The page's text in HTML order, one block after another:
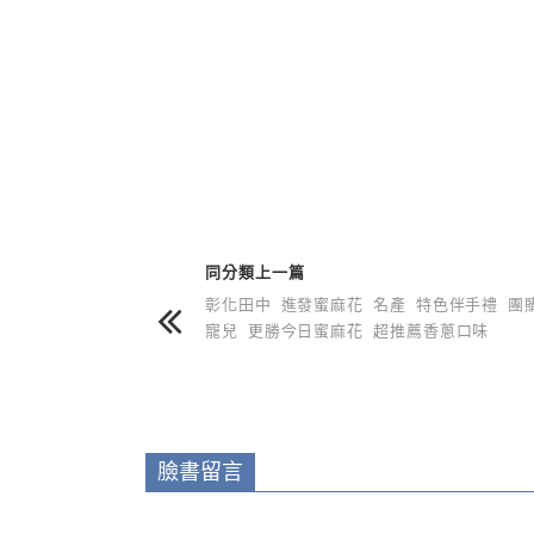
同分類上一篇
彰化田中 進發蜜麻花 名產 特色伴手禮 團
寵兒 更勝今日蜜麻花 超推薦香蔥口味
臉書留言